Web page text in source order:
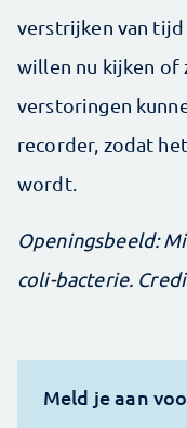
verstrijken van
willen nu kijken of
verstoringen
recorder, zodat
wordt.
Openingsbeeld:
coli-bacterie.
Meld je aan